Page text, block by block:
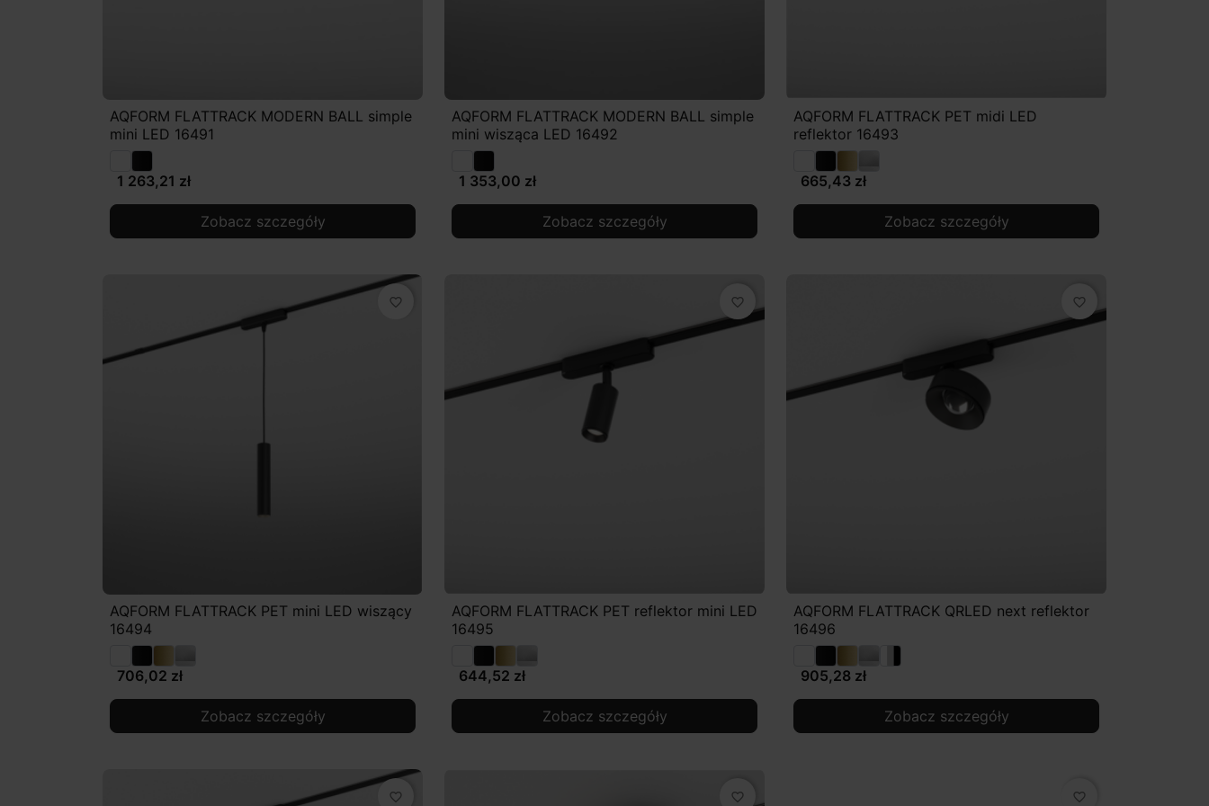
AQFORM FLATTRACK MODERN BALL simple
mini LED 16491
1 263,21 zł
Zobacz szczegóły
AQFORM FLATTRACK MODERN BALL simple
mini wisząca LED 16492
1 353,00 zł
Zobacz szczegóły
AQFORM FLATTRACK PET midi LED
reflektor 16493
665,43 zł
Zobacz szczegóły
favorite_border
AQFORM FLATTRACK PET mini LED wiszący
16494
706,02 zł
Zobacz szczegóły
favorite_border
AQFORM FLATTRACK PET reflektor mini LED
16495
644,52 zł
Zobacz szczegóły
favorite_border
AQFORM FLATTRACK QRLED next reflektor
16496
905,28 zł
Zobacz szczegóły
favorite_border favorite_border favorite_border